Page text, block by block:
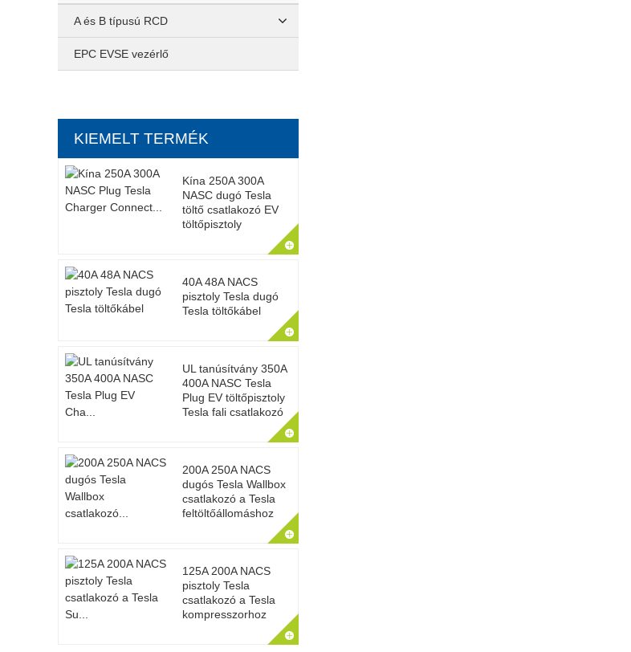
A és B típusú RCD
EPC EVSE vezérlő
KIEMELT TERMÉK
Kína 250A 300A
NASC dugó Tesla
töltő csatlakozó EV
töltőpisztoly
40A 48A NACS
pisztoly Tesla dugó
Tesla töltőkábel
UL tanúsítvány 350A
400A NASC Tesla
Plug EV töltőpisztoly
Tesla fali csatlakozó
200A 250A NACS
dugós Tesla Wallbox
csatlakozó a Tesla
feltöltőállomáshoz
125A 200A NACS
pisztoly Tesla
csatlakozó a Tesla
kompresszorhoz